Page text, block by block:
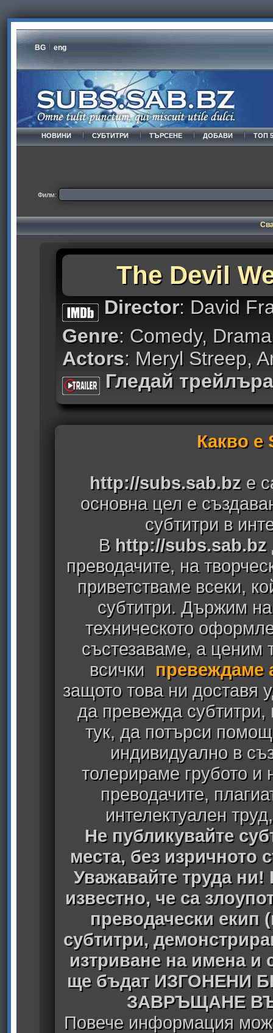
BG eng
НОВИНИ СУБТИТРИ ТЪРСЕНЕ ДОБАВИ ТОП
Филм:
The Devil
Director: David
Genre: Comedy, Drama
Actors: Meryl Streep,
Гледай трейлъра
Какво е
http://subs.sab.bz е
основна цел е
субтитри в
В http://subs.sab.bz
преводачите, на
приветстваме всеки,
субтитри. Държим
техническото
състезаваме, а ценим
всички
превеждаме
защото това ни доставя
да превежда
тук, да потърси
индивидуално в
толерираме грубото
преводачите,
интелектуален
Не публикувайте
места, без изричното
Уважавайте труда ни!
известно, че са
преводачески екип
субтитри,
изтриване на имена
ще бъдат ИЗГОНЕНИ
ЗАВРЪЩАНЕ
Повече информация